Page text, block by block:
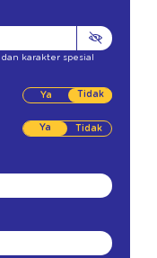
dan karakter spesial
Tidak
Ya